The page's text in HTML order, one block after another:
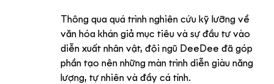
Thông qua quá trình nghiên cứu kỹ lưỡng về
văn hóa khán giả mục tiêu và sự đầu tư vào
diễn xuất nhân vật, đội ngũ DeeDee đã góp
phần tạo nên những màn trình diễn giàu năng
lượng, tự nhiên và đầy cá tính.